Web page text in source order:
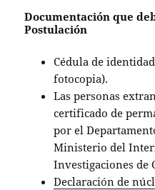
Documentación que
Postulación
Cédula de
fotocopia).
Las personas
certificado de
por el
Ministerio del
Investigaciones de
Declaración de